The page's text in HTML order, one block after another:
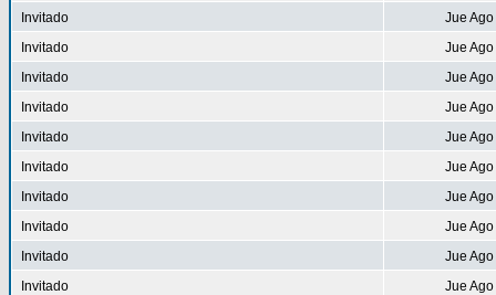
Invitado
Jue
Invitado
Jue
Invitado
Jue
Invitado
Jue
Invitado
Jue
Invitado
Jue
Invitado
Jue
Invitado
Jue
Invitado
Jue
Invitado
Jue